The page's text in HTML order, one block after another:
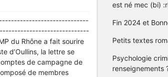
du Rhône a fait sourire
d’Oullins, la lettre se
de campagne de
de membres
est né mec (bi)
Fin 2024 et
Petits textes
Psychologie
renseignements